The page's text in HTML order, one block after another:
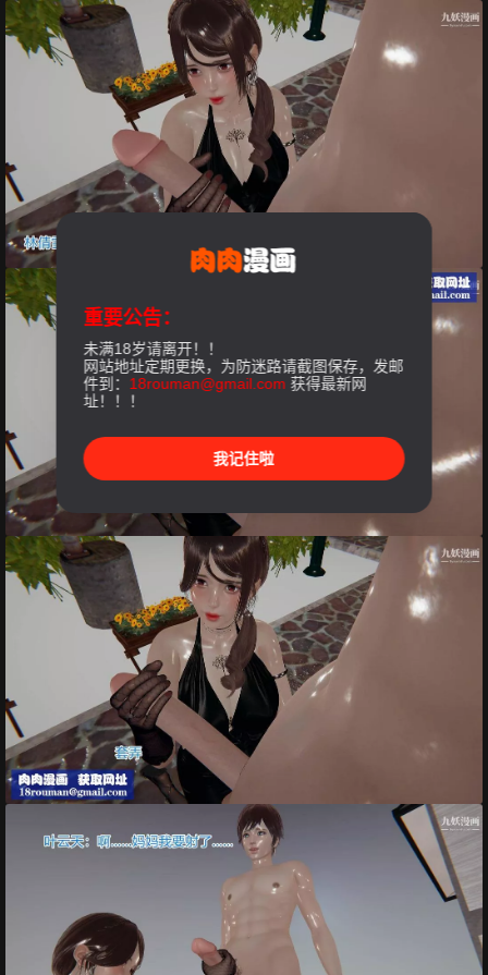
重要公告：
未满18岁请离开！！
网站地址定期更换，为防迷路请截图保存，发邮
件到： 18rouman@gmail.com 获得最新网
址！！！
我记住啦